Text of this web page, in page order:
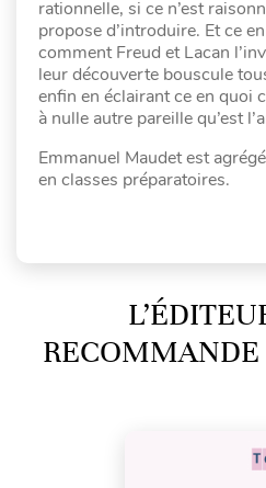
rationnelle, si ce n’est
propose d’introduire. Et ce
comment Freud et Lacan
leur découverte bouscule
enfin en éclairant ce en quoi
à nulle autre pareille qu’est
Emmanuel Maudet est
en classes préparatoires.